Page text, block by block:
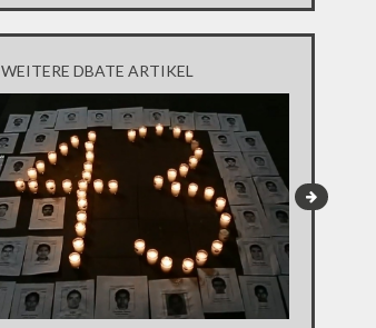
Extremsport –
WEITERE DBATE ARTIKEL